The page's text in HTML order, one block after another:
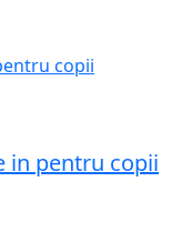
in pentru copii